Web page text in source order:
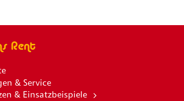
Rent
& Service
& Einsatzbeispiele